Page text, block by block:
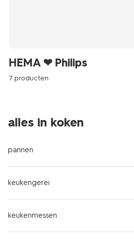
HEMA ❤ Philips
7 producten
alles in koken
pannen
keukengerei
keukenmessen